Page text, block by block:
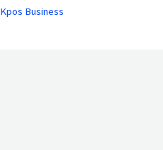
Kpos Business